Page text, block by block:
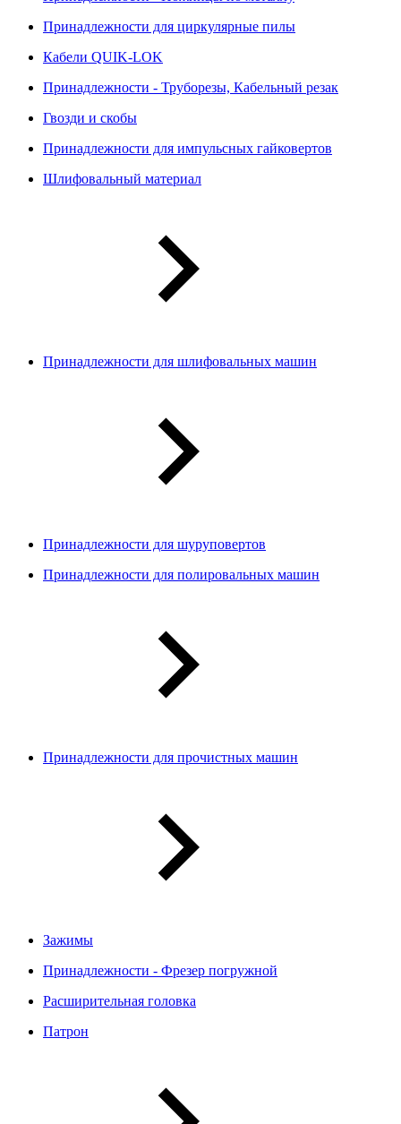
Принадлежности для циркулярные пилы
Кабели QUIK-LOK
Принадлежности - Труборезы, Кабельный резак
Гвозди и скобы
Принадлежности для импульсных гайковертов
Шлифовальный материал
Принадлежности для шлифовальных машин
Принадлежности для шуруповертов
Принадлежности для полировальных машин
Принадлежности для прочистных машин
Зажимы
Принадлежности - Фрезер погружной
Расширительная головка
Патрон